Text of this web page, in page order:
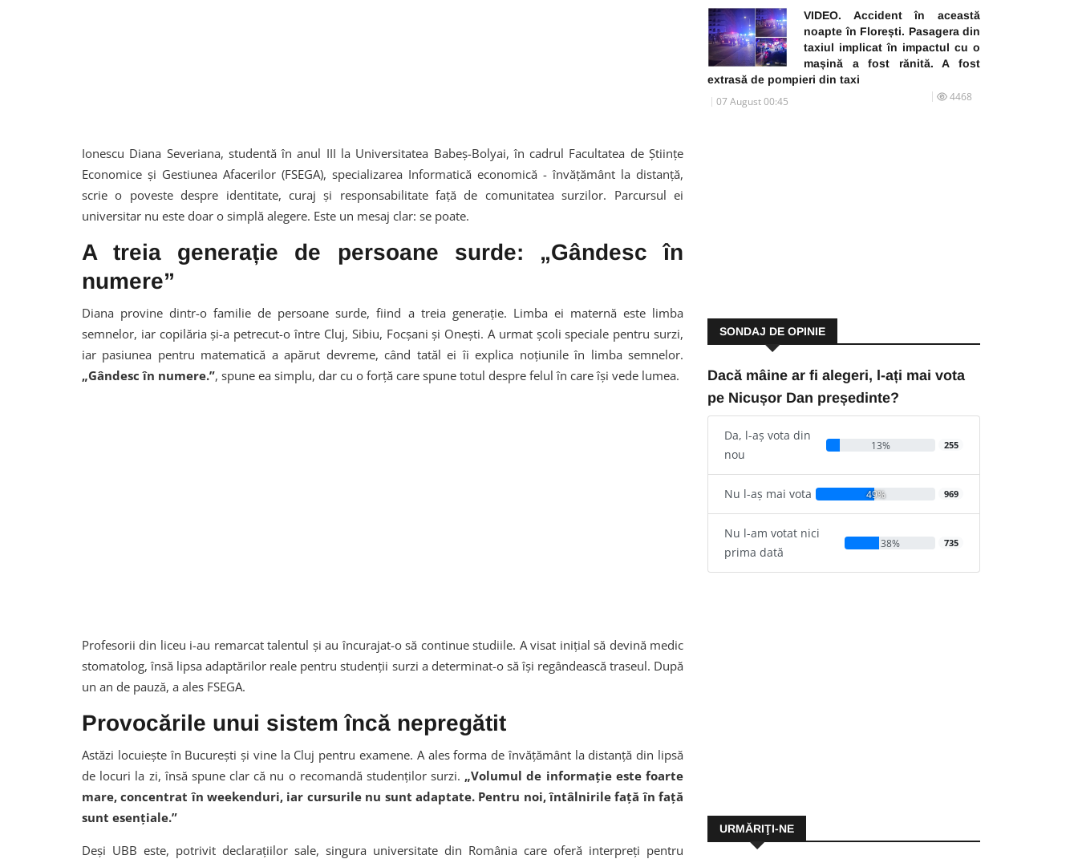
Ionescu Diana Severiana, studentă în anul III la Universitatea Babeș-Bolyai, în cadrul Facultatea de Științe
Economice și Gestiunea Afacerilor (FSEGA), specializarea Informatică economică - învățământ la distanță,
scrie o poveste despre identitate, curaj și responsabilitate față de comunitatea surzilor. Parcursul ei
universitar nu este doar o simplă alegere. Este un mesaj clar: se poate.
A treia generație de persoane surde: „Gândesc în
numere”
Diana provine dintr-o familie de persoane surde, fiind a treia generație. Limba ei maternă este limba
semnelor, iar copilăria și-a petrecut-o între Cluj, Sibiu, Focșani și Onești. A urmat școli speciale pentru surzi,
iar pasiunea pentru matematică a apărut devreme, când tatăl ei îi explica noțiunile în limba semnelor.
„Gândesc în numere.”, spune ea simplu, dar cu o forță care spune totul despre felul în care își vede lumea.
Profesorii din liceu i-au remarcat talentul și au încurajat-o să continue studiile. A visat inițial să devină medic
stomatolog, însă lipsa adaptărilor reale pentru studenții surzi a determinat-o să își regândească traseul. După
un an de pauză, a ales FSEGA.
Provocările unui sistem încă nepregătit
Astăzi locuiește în București și vine la Cluj pentru examene. A ales forma de învățământ la distanță din lipsă
de locuri la zi, însă spune clar că nu o recomandă studenților surzi. „Volumul de informație este foarte
mare, concentrat în weekenduri, iar cursurile nu sunt adaptate. Pentru noi, întâlnirile față în față
sunt esențiale.”
Deși UBB este, potrivit declarațiilor sale, singura universitate din România care oferă interpreți pentru
VIDEO. Accident în această
noapte în Florești. Pasagera din
taxiul implicat în impactul cu o
mașină a fost rănită. A fost
extrasă de pompieri din taxi
07 August 00:45 4468
SONDAJ DE OPINIE
Dacă mâine ar fi alegeri, l-ați mai vota
pe Nicușor Dan președinte?
Da, l-aș vota din
nou
13% 255
Nu l-aș mai vota 49% 969
Nu l-am votat nici
prima dată
38% 735
URMĂRIŢI-NE